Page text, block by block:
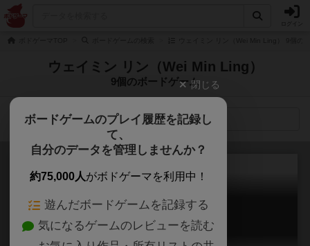
ウェイミン リン（Wei Min Ling）
9個のボードゲーム
検索メニュー
ぶらり、ブラーノ島
Walking in Burano
閉じる
ボードゲームのプレイ履歴を記録し
て、
自分のデータを管理しませんか？
約75,000人がボドゲーマを利用中！
遊んだボードゲームを記録する
気になるゲームのレビューを読む